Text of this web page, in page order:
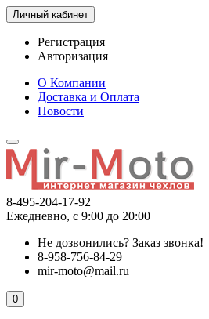
Личный кабинет
Регистрация
Авторизация
О Компании
Доставка и Оплата
Новости
8-495-204-17-92
Ежедневно, с 9:00 до 20:00
Не дозвонились? Заказ звонка!
8-958-756-84-29
mir-moto@mail.ru
0